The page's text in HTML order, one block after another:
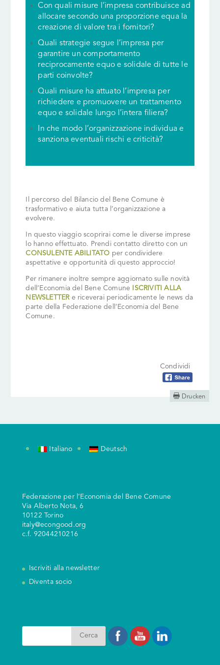
Con quali misure l’impresa contribuisce ad
allocare secondo una proporzione equa la
creazione di valore tra i fornitori?
Quali strategie segue l’impresa per
garantire un comportamento
reciprocamente equo e solidale di tutte le
parti coinvolte?
Quali misure ha attuato l’impresa per
richiedere e promuovere un trattamento
equo e solidale lungo l’intera filiera?
In che modo l’organizzazione individua e
sanziona eventuali rischi e criticità?
Il percorso del Bilancio del Bene Comune è
trasformativo e aiuta tutta l’organizzazione a
evolvere.
In questo viaggio scoprirai come le diverse imprese
lo hanno effettuato. Prendi contatto diretto con un
CONSULENTE ABILITATO per condividere
aspettative e opportunità di questo approccio!
Per rimanere inoltre sempre aggiornato sulle novità
dell’Economia del Bene Comune ISCRIVITI ALLA
NEWSLETTERe riceverai periodicamente le news da
parte della Federazione dell’Economia del Bene
Comune.
Condividi
Drucken
Italiano Deutsch
Federazione per l’Economia del Bene Comune
Via Alberto Nota, 6
10122 Torino
italy@econgood.org
c.f. 92044210216
Iscriviti alla newsletter
Diventa socio